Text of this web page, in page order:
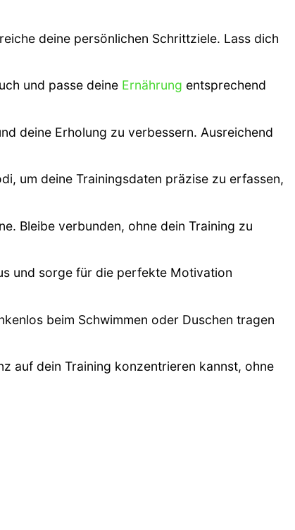
deine persönlichen Schrittziele. Lass dich
und passe deine Ernährung entsprechend
deine Erholung zu verbessern. Ausreichend
um deine Trainingsdaten präzise zu erfassen,
Bleibe verbunden, ohne dein Training zu
und sorge für die perfekte Motivation
beim Schwimmen oder Duschen tragen
auf dein Training konzentrieren kannst, ohne